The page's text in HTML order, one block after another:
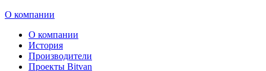
О компании
О компании
История
Производители
Проекты Bitvan